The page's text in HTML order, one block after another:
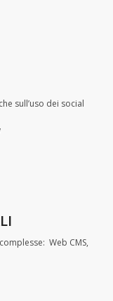
sull’uso dei social
Web CMS,